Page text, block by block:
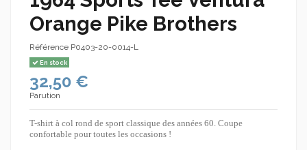
Orange Pike Brothers
Référence P0403-20-0014-L
En stock
32,50 €
Parution
T-shirt à col rond de sport classique des années 60. Coupe
confortable pour toutes les occasions !